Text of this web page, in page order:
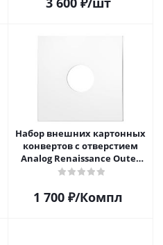
Набор внешних картонных
конвертов с отверстием
Analog Renaissance Оuter
Carton Jacket, 10шт, AR-
1 700 ₽/Компл